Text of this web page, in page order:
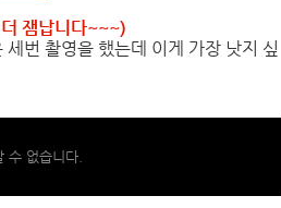
잼납니다~~~)
번 촬영을 했는데 이게 가장 낫지 싶
수 없습니다.